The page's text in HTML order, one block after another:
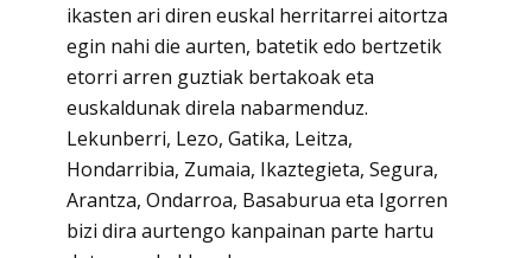
ikasten ari diren euskal herritarrei aitortza
egin nahi die aurten, batetik edo bertzetik
etorri arren guztiak bertakoak eta
euskaldunak direla nabarmenduz.
Lekunberri, Lezo, Gatika, Leitza,
Hondarribia, Zumaia, Ikaztegieta, Segura,
Arantza, Ondarroa, Basaburua eta Igorren
bizi dira aurtengo kanpainan parte hartu